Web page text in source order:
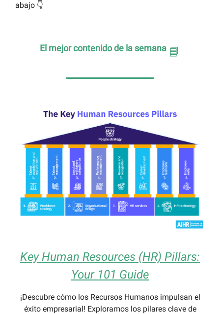
abajo 👇
El mejor contenido de la semana 📘
Key Human Resources (HR) Pillars:
Your 101 Guide
¡Descubre cómo los Recursos Humanos impulsan el
éxito empresarial! Exploramos los pilares clave de